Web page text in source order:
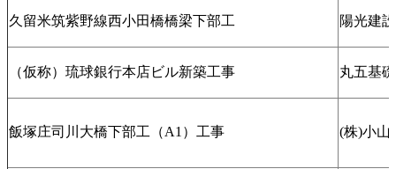
久留米筑紫野線西小田橋橋梁下部工 陽光建
（仮称）琉球銀行本店ビル新築工事 丸五基
飯塚庄司川大橋下部工（A1）工事 (株)小山